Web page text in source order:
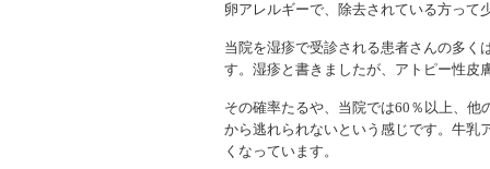
卵アレルギーで、除去されている方って
当院を湿疹で受診される患者さんの多く
す。湿疹と書きましたが、アトピー性皮
その確率たるや、当院では60％以上、
から逃れられないという感じです。牛乳
くなっています。